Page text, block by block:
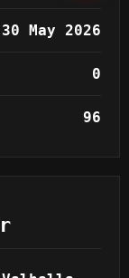
30 May 2026
0
96